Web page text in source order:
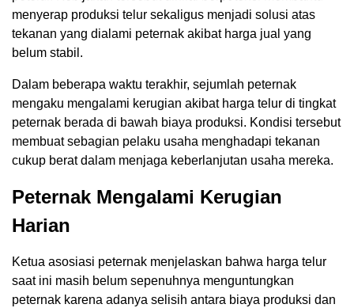
menyerap produksi telur sekaligus menjadi solusi atas
tekanan yang dialami peternak akibat harga jual yang
belum stabil.
Dalam beberapa waktu terakhir, sejumlah peternak
mengaku mengalami kerugian akibat harga telur di tingkat
peternak berada di bawah biaya produksi. Kondisi tersebut
membuat sebagian pelaku usaha menghadapi tekanan
cukup berat dalam menjaga keberlanjutan usaha mereka.
Peternak Mengalami Kerugian
Harian
Ketua asosiasi peternak menjelaskan bahwa harga telur
saat ini masih belum sepenuhnya menguntungkan
peternak karena adanya selisih antara biaya produksi dan